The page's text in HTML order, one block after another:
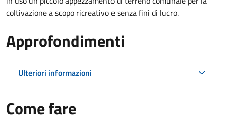
coltivazione a scopo ricreativo e senza fini di lucro.
Approfondimenti
Ulteriori informazioni
Come fare